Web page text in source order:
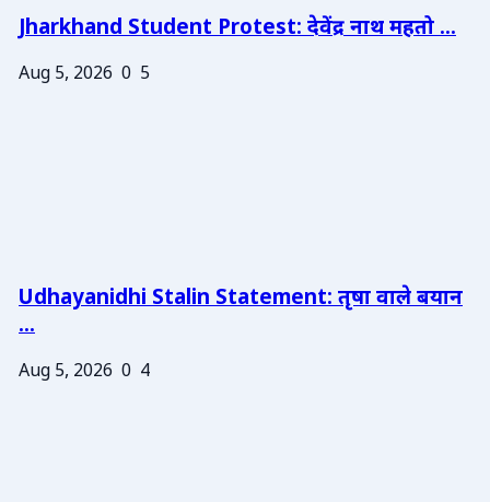
Jharkhand Student Protest: देवेंद्र नाथ महतो ...
Aug 5, 2026 0 5
Udhayanidhi Stalin Statement: तृषा वाले बयान
...
Aug 5, 2026 0 4